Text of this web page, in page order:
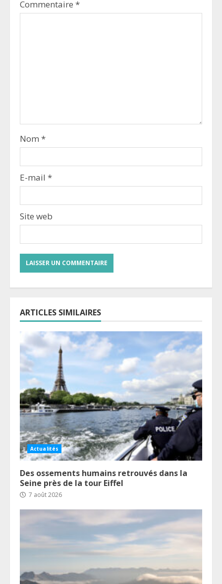
Commentaire *
Nom *
E-mail *
Site web
ARTICLES SIMILAIRES
Actualités
Des ossements humains retrouvés dans la
Seine près de la tour Eiffel
7 août 2026